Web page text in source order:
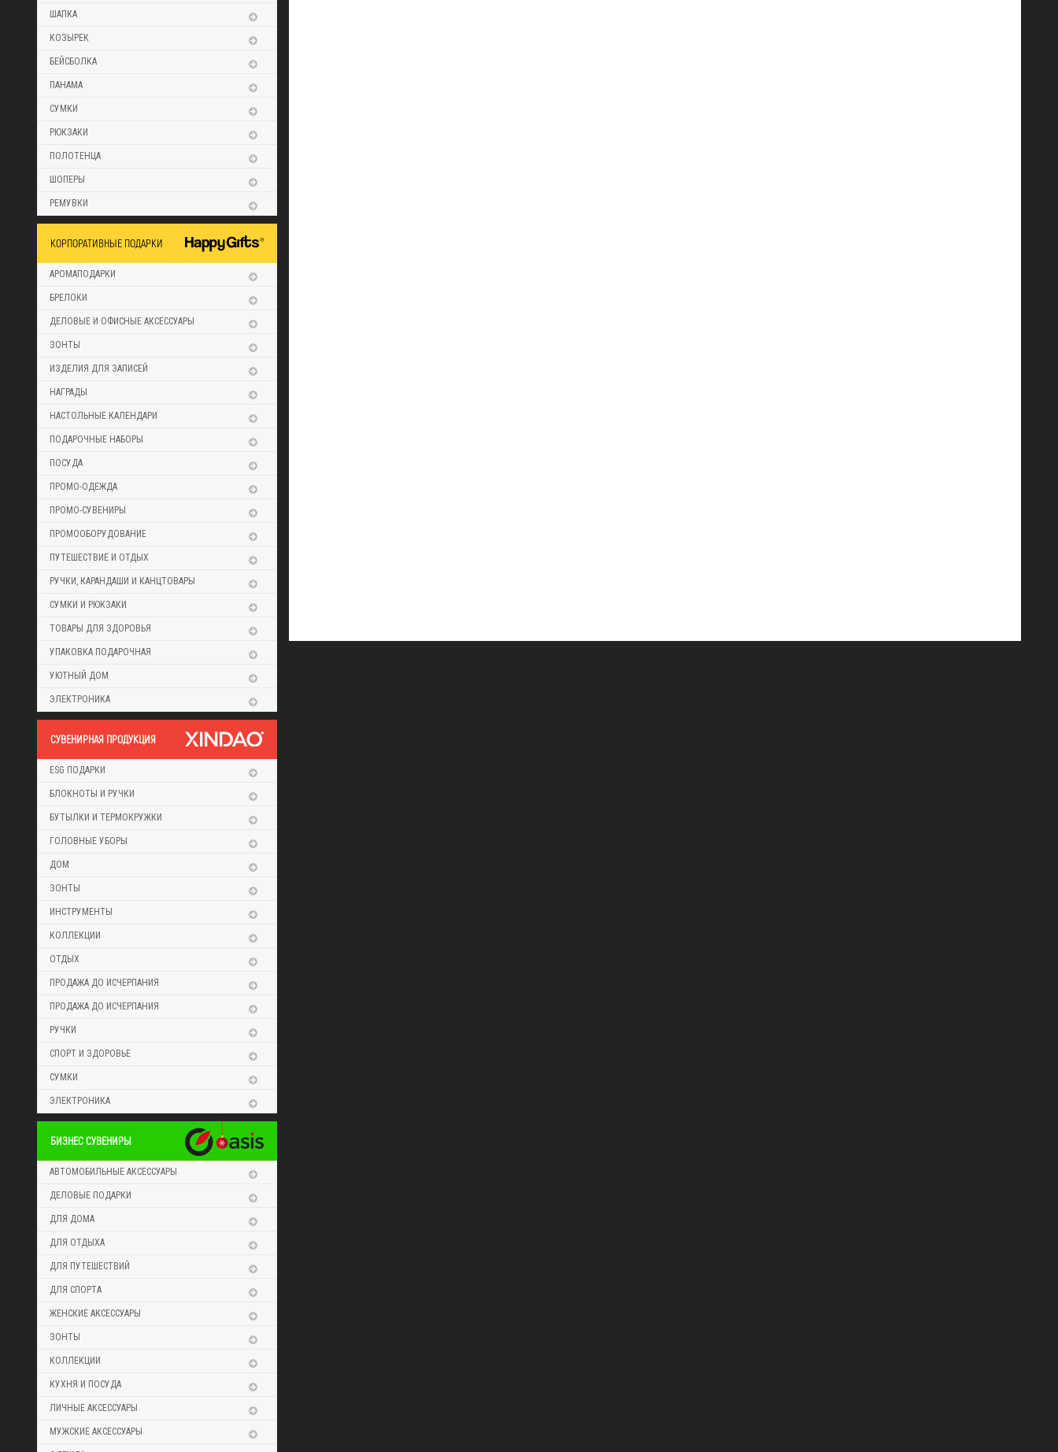
ШАПКА
КОЗЫРЕК
БЕЙСБОЛКА
ПАНАМА
СУМКИ
РЮКЗАКИ
ПОЛОТЕНЦА
ШОПЕРЫ
РЕМУВКИ
КОРПОРАТИВНЫЕ ПОДАРКИ
АРОМАПОДАРКИ
БРЕЛОКИ
ДЕЛОВЫЕ И ОФИСНЫЕ АКСЕССУАРЫ
ЗОНТЫ
ИЗДЕЛИЯ ДЛЯ ЗАПИСЕЙ
НАГРАДЫ
НАСТОЛЬНЫЕ КАЛЕНДАРИ
ПОДАРОЧНЫЕ НАБОРЫ
ПОСУДА
ПРОМО-ОДЕЖДА
ПРОМО-СУВЕНИРЫ
ПРОМООБОРУДОВАНИЕ
ПУТЕШЕСТВИЕ И ОТДЫХ
РУЧКИ, КАРАНДАШИ И КАНЦТОВАРЫ
СУМКИ И РЮКЗАКИ
ТОВАРЫ ДЛЯ ЗДОРОВЬЯ
УПАКОВКА ПОДАРОЧНАЯ
УЮТНЫЙ ДОМ
ЭЛЕКТРОНИКА
CУВЕНИРНАЯ ПРОДУКЦИЯ
ESG ПОДАРКИ
БЛОКНОТЫ И РУЧКИ
БУТЫЛКИ И ТЕРМОКРУЖКИ
ГОЛОВНЫЕ УБОРЫ
ДОМ
ЗОНТЫ
ИНСТРУМЕНТЫ
КОЛЛЕКЦИИ
ОТДЫХ
ПРОДАЖА ДО ИСЧЕРПАНИЯ
ПРОДАЖА ДО ИСЧЕРПАНИЯ
РУЧКИ
СПОРТ И ЗДОРОВЬЕ
СУМКИ
ЭЛЕКТРОНИКА
БИЗНЕС СУВЕНИРЫ
АВТОМОБИЛЬНЫЕ АКСЕССУАРЫ
ДЕЛОВЫЕ ПОДАРКИ
ДЛЯ ДОМА
ДЛЯ ОТДЫХА
ДЛЯ ПУТЕШЕСТВИЙ
ДЛЯ СПОРТА
ЖЕНСКИЕ АКСЕССУАРЫ
ЗОНТЫ
КОЛЛЕКЦИИ
КУХНЯ И ПОСУДА
ЛИЧНЫЕ АКСЕССУАРЫ
МУЖСКИЕ АКСЕССУАРЫ